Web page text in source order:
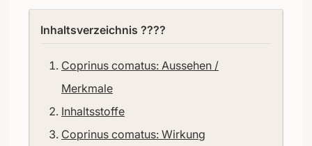
Inhaltsverzeichnis ????
Coprinus comatus: Aussehen /
Merkmale
Inhaltsstoffe
Coprinus comatus: Wirkung